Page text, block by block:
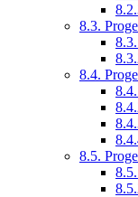
8.3.
8.4.
8.5.